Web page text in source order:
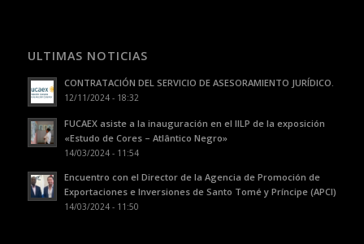
ULTIMAS NOTICIAS
CONTRATACIÓN DEL SERVICIO DE ASESORAMIENTO JURÍDICO.
12/11/2024 - 18:32
FUCAEX asiste a la inauguración en el IILP de la exposición
«Estudo de Cores – Atlântico Negro»
14/03/2024 - 11:54
Encuentro con el Director de la Agencia de Promoción de
Exportaciones e Inversiones de Santo Tomé y Príncipe (APCI)
14/03/2024 - 11:50